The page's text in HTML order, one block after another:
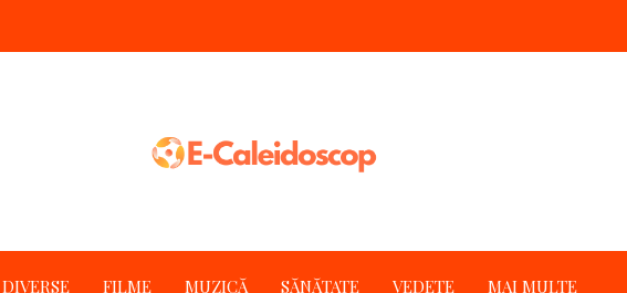
DIVERSE FILME MUZICĂ SĂNĂTATE VEDETE MAI MULTE